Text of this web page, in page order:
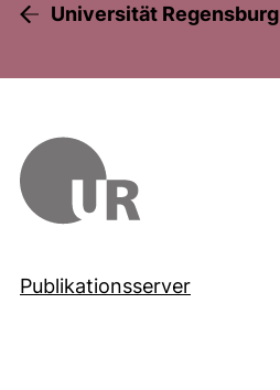
Universität Regensburg
Publikationsserver